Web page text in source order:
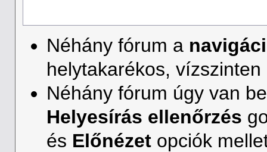
Néhány fórum a
helytakarékos, vízszinten
Néhány fórum úgy van
Helyesírás ellenőrzés
és Előnézet opciók